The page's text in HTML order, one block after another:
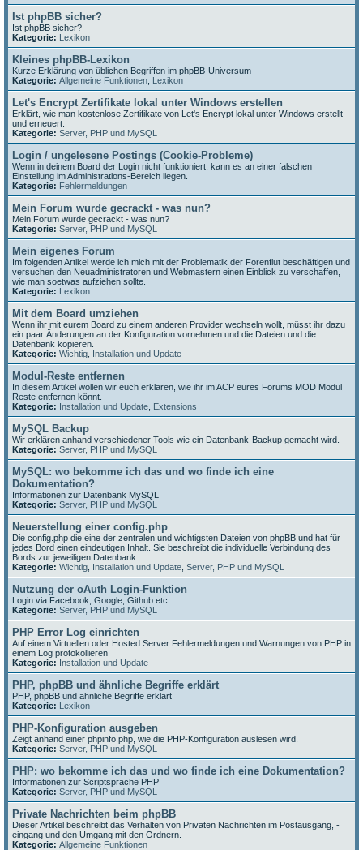
Ist phpBB sicher?
Ist phpBB sicher?
Kategorie: Lexikon
Kleines phpBB-Lexikon
Kurze Erklärung von üblichen Begriffen im phpBB-Universum
Kategorie: Allgemeine Funktionen Lexikon
Let's Encrypt Zertifikate lokal unter Windows erstellen
Erklärt, wie man kostenlose Zertifikate von Let's Encrypt lokal unter Windows erstellt
und erneuert.
Kategorie: Server, PHP und MySQL
Login / ungelesene Postings (Cookie-Probleme)
Wenn in deinem Board der Login nicht funktioniert, kann es an einer falschen
Einstellung im Administrations-Bereich liegen.
Kategorie: Fehlermeldungen
Mein Forum wurde gecrackt - was nun?
Mein Forum wurde gecrackt - was nun?
Kategorie: Server, PHP und MySQL
Mein eigenes Forum
Im folgenden Artikel werde ich mich mit der Problematik der Forenflut beschäftigen und
versuchen den Neuadministratoren und Webmastern einen Einblick zu verschaffen,
wie man soetwas aufziehen sollte.
Kategorie: Lexikon
Mit dem Board umziehen
Wenn ihr mit eurem Board zu einem anderen Provider wechseln wollt, müsst ihr dazu
ein paar Änderungen an der Konfiguration vornehmen und die Dateien und die
Datenbank kopieren.
Kategorie: Wichtig Installation und Update
Modul-Reste entfernen
In diesem Artikel wollen wir euch erklären, wie ihr im ACP eures Forums MOD Modul
Reste entfernen könnt.
Kategorie: Installation und Update Extensions
MySQL Backup
Wir erklären anhand verschiedener Tools wie ein Datenbank-Backup gemacht wird.
Kategorie: Server, PHP und MySQL
MySQL: wo bekomme ich das und wo finde ich eine
Dokumentation?
Informationen zur Datenbank MySQL
Kategorie: Server, PHP und MySQL
Neuerstellung einer config.php
Die config.php die eine der zentralen und wichtigsten Dateien von phpBB und hat für
jedes Bord einen eindeutigen Inhalt. Sie beschreibt die individuelle Verbindung des
Bords zur jeweiligen Datenbank.
Kategorie: Wichtig Installation und Update Server, PHP und MySQL
Nutzung der oAuth Login-Funktion
Login via Facebook, Google, Github etc.
Kategorie: Server, PHP und MySQL
PHP Error Log einrichten
Auf einem Virtuellen oder Hosted Server Fehlermeldungen und Warnungen von PHP in
einem Log protokollieren
Kategorie: Installation und Update
PHP, phpBB und ähnliche Begriffe erklärt
PHP, phpBB und ähnliche Begriffe erklärt
Kategorie: Lexikon
PHP-Konfiguration ausgeben
Zeigt anhand einer phpinfo.php, wie die PHP-Konfiguration auslesen wird.
Kategorie: Server, PHP und MySQL
PHP: wo bekomme ich das und wo finde ich eine Dokumentation?
Informationen zur Scriptsprache PHP
Kategorie: Server, PHP und MySQL
Private Nachrichten beim phpBB
Dieser Artikel beschreibt das Verhalten von Privaten Nachrichten im Postausgang, -
eingang und den Umgang mit den Ordnern.
Kategorie: Allgemeine Funktionen